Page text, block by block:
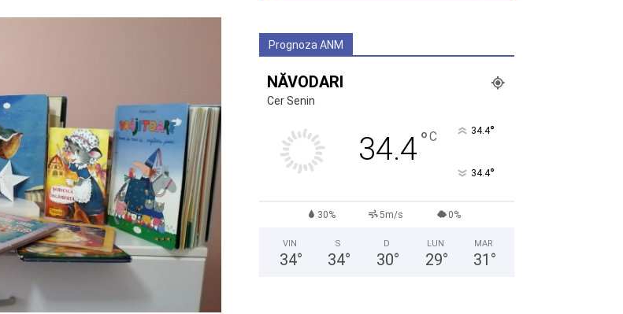
Prognoza ANM
NĂVODARI
Cer Senin
34.4°C 34.4°
34.4°
30% 5m/s 0%
VIN
34°
S
34°
D
30°
LUN
29°
MAR
31 °